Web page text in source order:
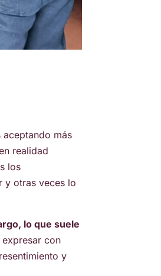
aceptando más
realidad
los
y otras veces lo
lo que suele
con
y